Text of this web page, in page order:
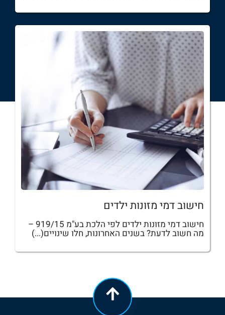
חישוב דמי מזונות ילדים
חישוב דמי מזונות ילדים לפי הלכת בע"מ 919/15 –
מה חשוב לדעת? בשנים האחרונות, חלו שינויים(...)